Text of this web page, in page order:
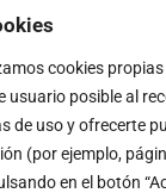
cookies
usuario posible al
de uso y ofrecerte
(por ejemplo,
en el botón
determinadas
el impacto